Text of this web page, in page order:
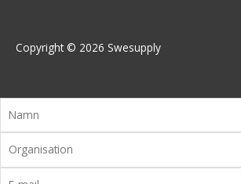
Copyright © 2026 Swesupply